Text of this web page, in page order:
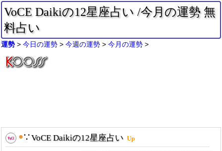
VoCE Daikiの12星座占い /今月の運勢 無
料占い
運勢 今日の運勢 今週の運勢 今月の運勢
●∵VoCE Daikiの12星座占い Up